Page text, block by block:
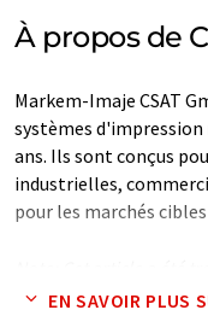
À propos de
Markem-Imaje CSAT
systèmes d'impression
ans. Ils sont conçus
industrielles,
pour les marchés
informatique sans
EN SAVOIR PLUS